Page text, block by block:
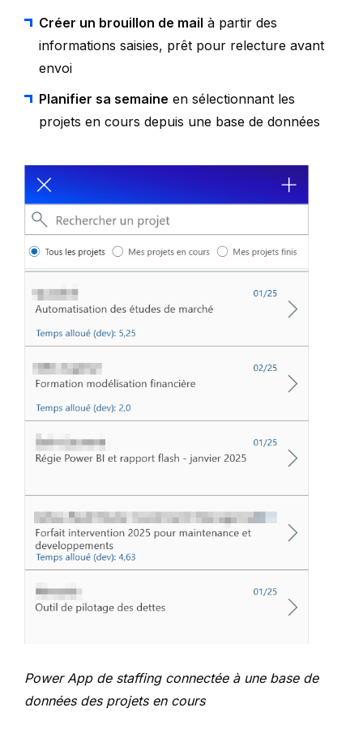
Créer un brouillon de mail à partir des
informations saisies, prêt pour relecture avant
envoi
Planifier sa semaine en sélectionnant les
projets en cours depuis une base de données
Power App de staffing connectée à une base de
données des projets en cours